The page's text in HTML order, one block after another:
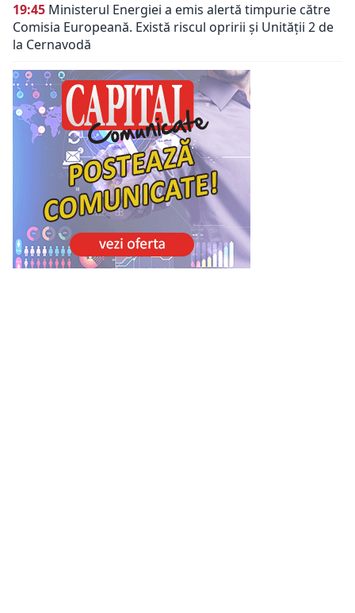
19:45 Ministerul Energiei a emis alertă timpurie către
Comisia Europeană. Există riscul opririi și Unității 2 de
la Cernavodă